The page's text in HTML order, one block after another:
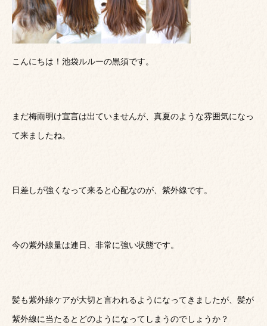
こんにちは！池袋ルルーの黒須です。
まだ梅雨明け宣言は出ていませんが、真夏のような雰囲気になっ
て来ましたね。
日差しが強くなって来ると心配なのが、紫外線です。
今の紫外線量は連日、非常に強い状態です。
髪も紫外線ケアが大切と言われるようになってきましたが、髪が
紫外線に当たるとどのようになってしまうのでしょうか？